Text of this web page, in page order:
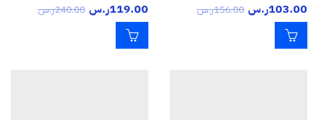
103.00ر.س 156.00ر.س 119.00ر.س 240.00ر.س